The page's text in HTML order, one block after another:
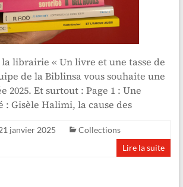
librairie « Un livre et une tasse de
de la Biblinsa vous souhaite une
2025. Et surtout : Page 1 : Une
: Gisèle Halimi, la cause des
janvier 2025
Collections
Lire la suite